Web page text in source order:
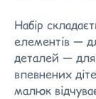
Набір
елементів —
деталей — для
впевнених
малюк